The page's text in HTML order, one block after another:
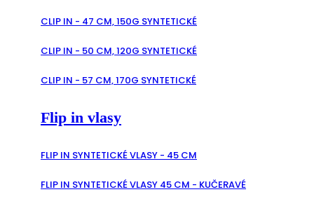
CLIP IN - 47 CM, 150G SYNTETICKÉ
CLIP IN - 50 CM, 120G SYNTETICKÉ
CLIP IN - 57 CM, 170G SYNTETICKÉ
Flip in vlasy
FLIP IN SYNTETICKÉ VLASY - 45 CM
FLIP IN SYNTETICKÉ VLASY 45 CM - KUČERAVÉ